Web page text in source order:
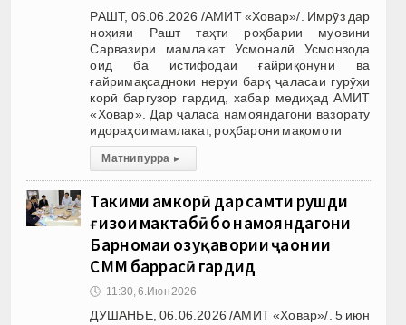
РАШТ, 06.06.2026 /АМИТ «Ховар»/. Имрӯз дар
ноҳияи Рашт таҳти роҳбарии муовини
Сарвазири мамлакат Усмоналӣ Усмонзода
оид ба истифодаи ғайриқонунӣ ва
ғайримақсадноки неруи барқ ҷаласаи гурӯҳи
корӣ баргузор гардид, хабар медиҳад АМИТ
«Ховар». Дар ҷаласа намояндагони вазорату
идораҳои мамлакат, роҳбарони мақомоти
Матни пурра ▸
Таҳкими ҳамкорӣ дар самти рушди
ғизои мактабӣ бо намояндагони
Барномаи озуқавории ҷаҳонии
СММ баррасӣ гардид
🕔 11:30, 6.Июн 2026
ДУШАНБЕ, 06.06.2026 /АМИТ «Ховар»/. 5 июн